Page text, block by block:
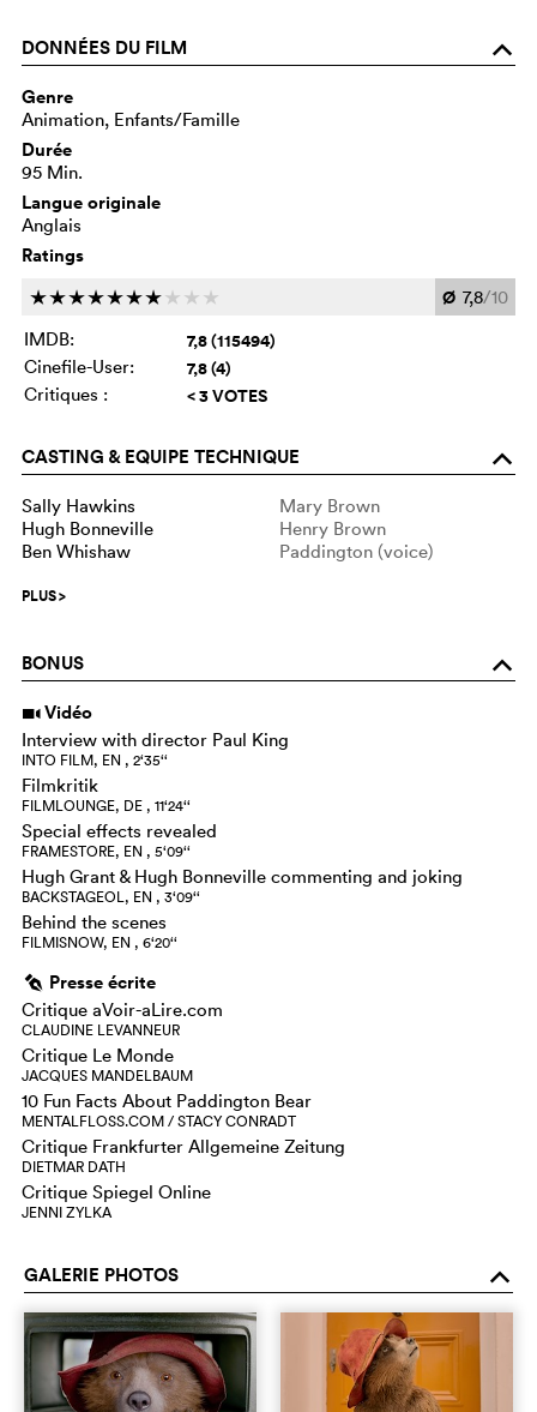
DONNÉES DU FILM o
Genre
Animation, Enfants/Famille
Durée
95 Min.
Langue originale
Anglais
Ratings
ccccccc c c c Ø 7,8/10
IMDB:
7,8 (115494)
Cinefile-User: 7,8 (4)
Critiques : < 3 VOTES
CASTING & EQUIPE TECHNIQUE o
Sally Hawkins
Mary Brown
Hugh Bonneville
Henry Brown
Ben Whishaw
Paddington (voice)
PLUS>
BONUS o
i Vidéo
Interview with director Paul King
INTO FILM, EN , 2‘35‘‘
Filmkritik
FILMLOUNGE, DE , 11‘24‘‘
Special effects revealed
FRAMESTORE, EN , 5‘09‘‘
Hugh Grant & Hugh Bonneville commenting and joking
BACKSTAGEOL, EN , 3‘09‘‘
Behind the scenes
FILMISNOW, EN , 6‘20‘‘
g Presse écrite
Critique aVoir-aLire.com
CLAUDINE LEVANNEUR
Critique Le Monde
JACQUES MANDELBAUM
10 Fun Facts About Paddington Bear
MENTALFLOSS.COM / STACY CONRADT
Critique Frankfurter Allgemeine Zeitung
DIETMAR DATH
Critique Spiegel Online
JENNI ZYLKA
GALERIE PHOTOS o